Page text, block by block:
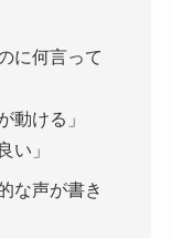
に何言って
動ける」
い」
な声が書き